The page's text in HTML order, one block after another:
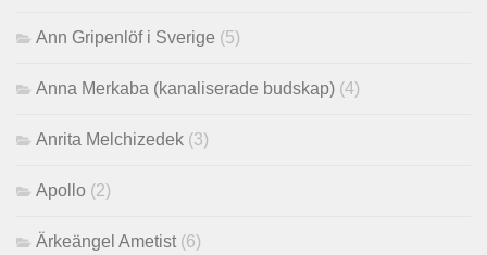
Ann Gripenlöf i Sverige (5)
Anna Merkaba (kanaliserade budskap) (4)
Anrita Melchizedek (3)
Apollo (2)
Ärkeängel Ametist (6)